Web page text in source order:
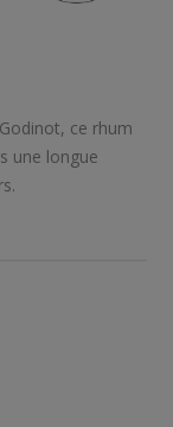
ce rhum
une longue